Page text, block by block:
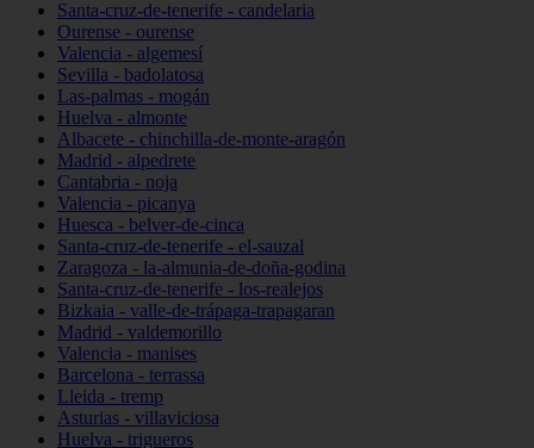
Santa-cruz-de-tenerife - candelaria
Ourense - ourense
Valencia - algemesí
Sevilla - badolatosa
Las-palmas - mogán
Huelva - almonte
Albacete - chinchilla-de-monte-aragón
Madrid - alpedrete
Cantabria - noja
Valencia - picanya
Huesca - belver-de-cinca
Santa-cruz-de-tenerife - el-sauzal
Zaragoza - la-almunia-de-doña-godina
Santa-cruz-de-tenerife - los-realejos
Bizkaia - valle-de-trápaga-trapagaran
Madrid - valdemorillo
Valencia - manises
Barcelona - terrassa
Lleida - tremp
Asturias - villaviciosa
Huelva - trigueros